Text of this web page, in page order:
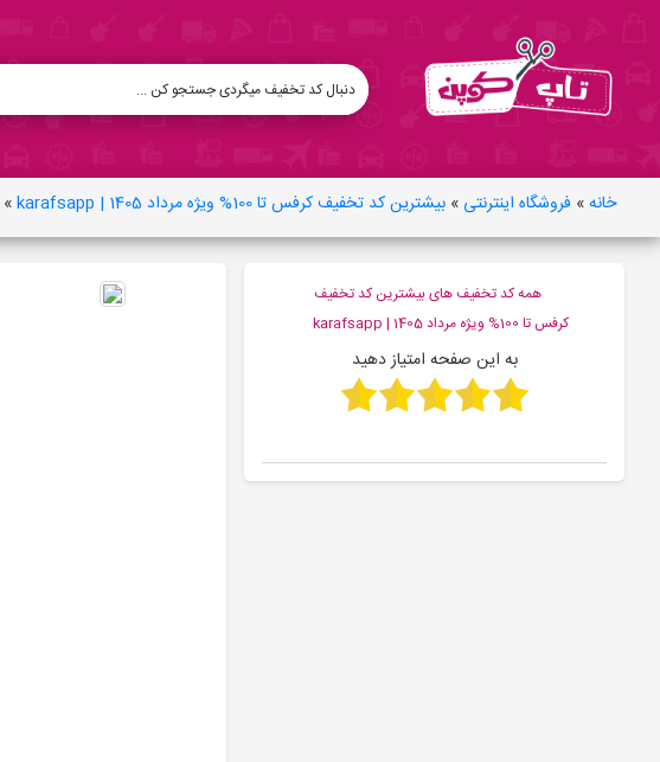
خانه» فروشگاه اینترنتی » بیشترین کد تخفیف کرفس تا 100% ویژه مرداد 1405 | karafsapp »
همه کد تخفیف های بیشترین کد تخفیف
کرفس تا 100% ویژه مرداد 1405 | karafsapp
به این صفحه امتیاز دهید